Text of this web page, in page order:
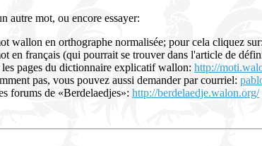
autre mot, ou encore essayer:
wallon en orthographe normalisée; pour cela cliquez sur:
en français (qui pourrait se trouver dans l'article de
pages du dictionnaire explicatif wallon: http://
pas, vous pouvez aussi demander par courriel:
forums de «Berdelaedjes»: http://berdelaedje.walon.org/